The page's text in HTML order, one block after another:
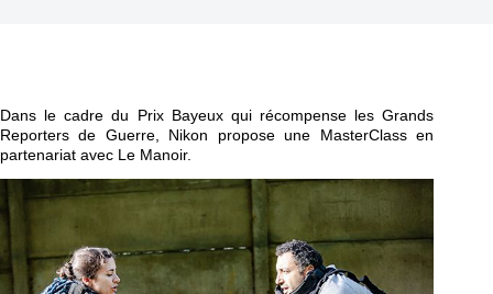
Dans le cadre du Prix Bayeux qui récompense les Grands
Reporters de Guerre, Nikon propose une MasterClass en
partenariat avec Le Manoir.